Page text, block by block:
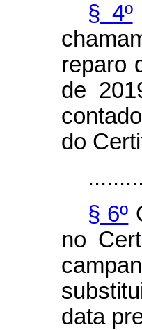
§ 4º
reparo
de
do
§ 6º
no
data